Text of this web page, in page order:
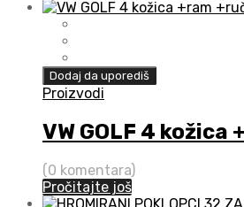
Dodaj da uporediš
Proizvodi
VW GOLF 4 kožica
(0 komentara)
Pročitajte još